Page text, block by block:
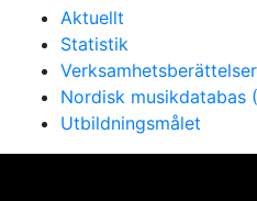
Aktuellt
Statistik
Verksamhetsberättelser
Nordisk musikdatabas
Utbildningsmålet